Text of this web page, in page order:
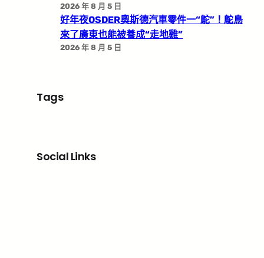
2026 年 8 月 5 日
好年夜OSDER奧斯德汽車零件一“鴕”！鴕鳥
來了廣東也能被養成“走地雞”
2026 年 8 月 5 日
Tags
Social Links